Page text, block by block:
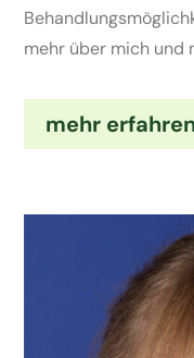
mehr über mich und
mehr